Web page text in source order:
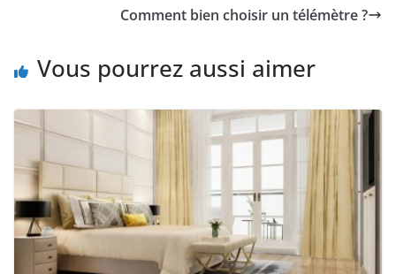
Comment bien choisir un télémètre ?
Vous pourrez aussi aimer